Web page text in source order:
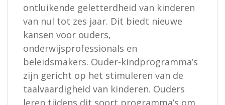
ontluikende geletterdheid van kinderen
van nul tot zes jaar. Dit biedt nieuwe
kansen voor ouders,
onderwijsprofessionals en
beleidsmakers. Ouder-kindprogramma’s
zijn gericht op het stimuleren van de
taalvaardigheid van kinderen. Ouders
leren tijdens dit soort programma’s om